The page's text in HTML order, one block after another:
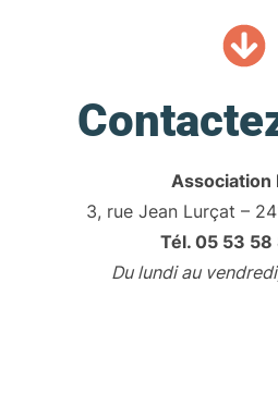
Association
3, rue Jean Lurçat –
Tél. 05 53
Du lundi au